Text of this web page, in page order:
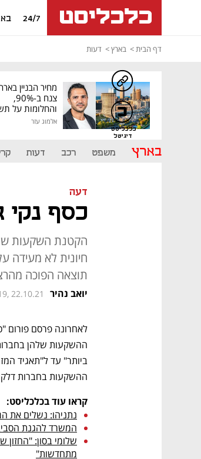
24/7
דף הבית בארץ דעות
מחיר הבניין
צנח ב-90%,
והחלומות על
גבוהה התנפצו
אלמוג עזר
בארץ משפט רכב דעות
כלכליסט
דיגיטל
דעה
כסף נקי
הקטנת השקעות
חיונית לא מעידה
תוצאה הפוכה
יואב נהיר 22.10.21
ההשקעות בחברות
קראו עוד בכלכליסט:
נתניהו: נשלים את
המשרד להגנת
מתחדשות"